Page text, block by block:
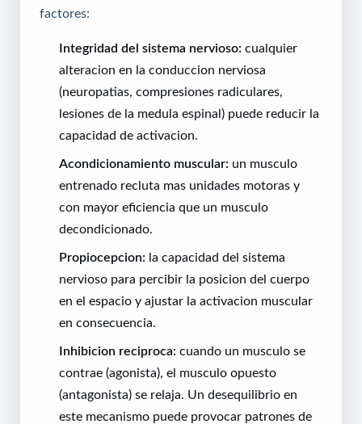
factores:
Integridad del sistema nervioso: cualquier
alteracion en la conduccion nerviosa
(neuropatias, compresiones radiculares,
lesiones de la medula espinal) puede reducir la
capacidad de activacion.
Acondicionamiento muscular: un musculo
entrenado recluta mas unidades motoras y
con mayor eficiencia que un musculo
decondicionado.
Propiocepcion: la capacidad del sistema
nervioso para percibir la posicion del cuerpo
en el espacio y ajustar la activacion muscular
en consecuencia.
Inhibicion reciproca: cuando un musculo se
contrae (agonista), el musculo opuesto
(antagonista) se relaja. Un desequilibrio en
este mecanismo puede provocar patrones de